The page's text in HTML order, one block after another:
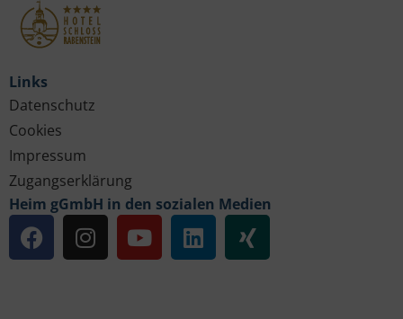
Links
Datenschutz
Cookies
Impressum
Zugangserklärung
Heim gGmbH in den sozialen Medien